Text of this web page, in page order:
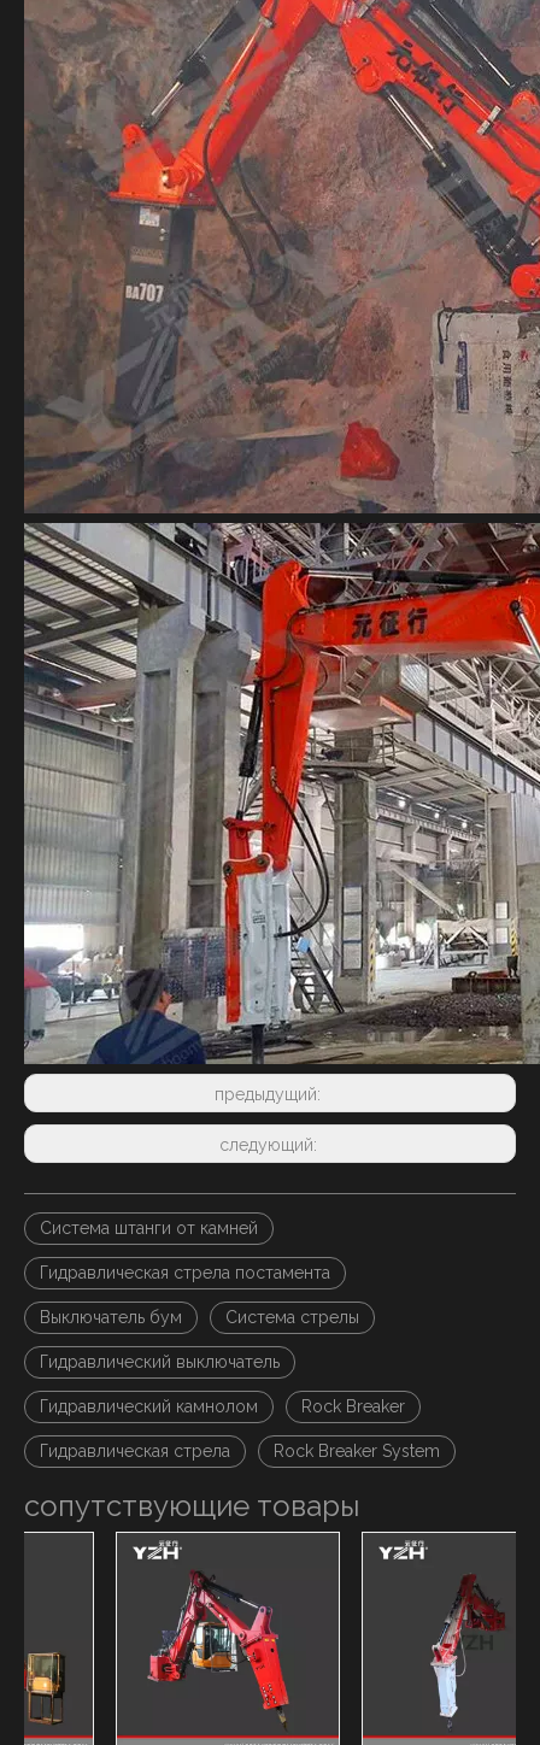
предыдущий:
следующий:
Система штанги от камней
Гидравлическая стрела постамента
Выключатель бум Система стрелы
Гидравлический выключатель
Гидравлический камнолом Rock Breaker
Гидравлическая стрела Rock Breaker System
сопутствующие товары